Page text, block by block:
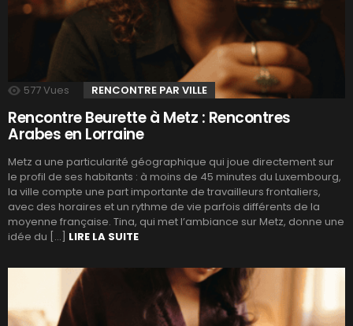
577Vues RENCONTRE PAR VILLE
Rencontre Beurette à Metz : Rencontres
Arabes en Lorraine
Metz a une particularité géographique qui joue directement sur
le profil de ses habitants : à moins de 45 minutes du Luxembourg,
la ville compte une part importante de travailleurs frontaliers,
avec des horaires et un rythme de vie parfois différents de la
moyenne française. Tina, qui met l’ambiance sur Metz, donne une
idée du […] LIRE LA SUITE